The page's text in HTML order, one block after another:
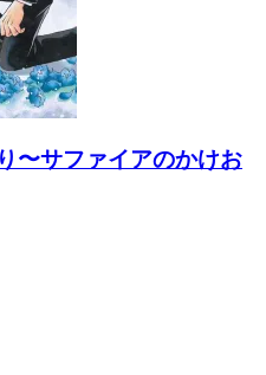
〜サファイアのかけお